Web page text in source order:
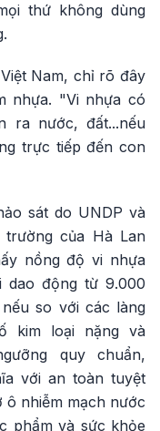
thứ không dùng
Nam, chỉ rõ đây
nhựa. "Vi nhựa có
ra nước, đất...nếu
trực tiếp đến con
sát do UNDP và
của Hà Lan
nồng độ vi nhựa
dao động từ 9.000
so với các làng
kim loại nặng và
quy chuẩn,
với an toàn tuyệt
ô nhiễm mạch nước
phẩm và sức khỏe